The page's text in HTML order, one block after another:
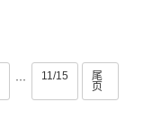
··· 11/15
尾
页